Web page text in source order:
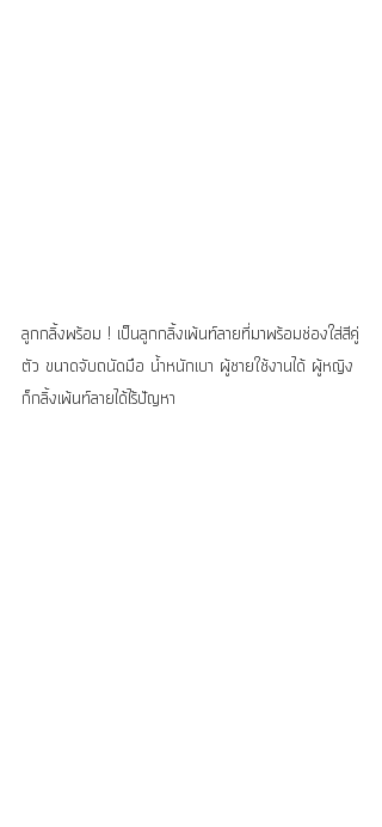
ลูกกลิ้งพร้อม ! เป็นลูกกลิ้งเพ้นท์ลายที่มาพร้อมช่องใส่สีคู่
ตัว ขนาดจับถนัดมือ น้ำหนักเบา ผู้ชายใช้งานได้ ผู้หญิง
ก็กลิ้งเพ้นท์ลายได้ไร้ปัญหา